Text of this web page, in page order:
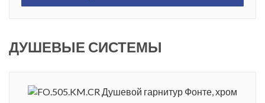
ДУШЕВЫЕ СИСТЕМЫ